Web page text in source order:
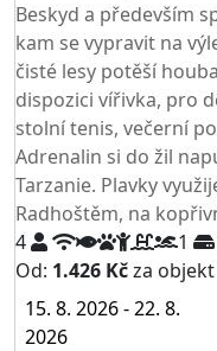
Beskyd a především
kam se vypravit na
čisté lesy potěší
dispozici vířivka, pro
stolní tenis, večerní
Adrenalin si do žil
Tarzanie. Plavky
Radhoštěm, na
4
1
Od: 1.426 Kčza
15. 8. 2026 - 22. 8.
2026